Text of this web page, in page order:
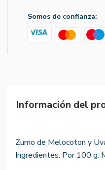
Somos de confianza:
Información del
Zumo de Melocoton y
Ingredientes: Por 100 g: